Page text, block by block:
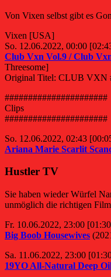
Von Vixen selbst gibt es
Vixen [USA]
So. 12.06.2022, 00:00
Club Vxn Vol.9 / Club
Threesome]
Original Titel: CLUB VXN
######################
Clips
######################
So. 12.06.2022, 02:43
Ariana Marie Scarlit
Hustler TV
Sie haben wieder Würfel
unmöglich die richtigen
Fr. 10.06.2022, 23:00
Big Boob Housewives
Sa. 11.06.2022, 23:00
19YO All-Natural Deep